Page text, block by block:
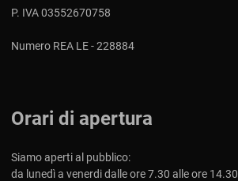
P. IVA 03552670758
Numero REA LE - 228884
Orari di apertura
Siamo aperti al pubblico:
da lunedì a venerdi dalle ore 7.30 alle ore 14.30